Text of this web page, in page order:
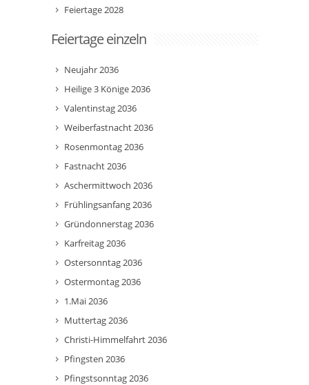
Feiertage 2028
Feiertage einzeln
Neujahr 2036
Heilige 3 Könige 2036
Valentinstag 2036
Weiberfastnacht 2036
Rosenmontag 2036
Fastnacht 2036
Aschermittwoch 2036
Frühlingsanfang 2036
Gründonnerstag 2036
Karfreitag 2036
Ostersonntag 2036
Ostermontag 2036
1.Mai 2036
Muttertag 2036
Christi-Himmelfahrt 2036
Pfingsten 2036
Pfingstsonntag 2036